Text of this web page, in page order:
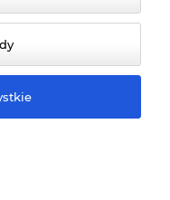
prawa zastrzeżone.